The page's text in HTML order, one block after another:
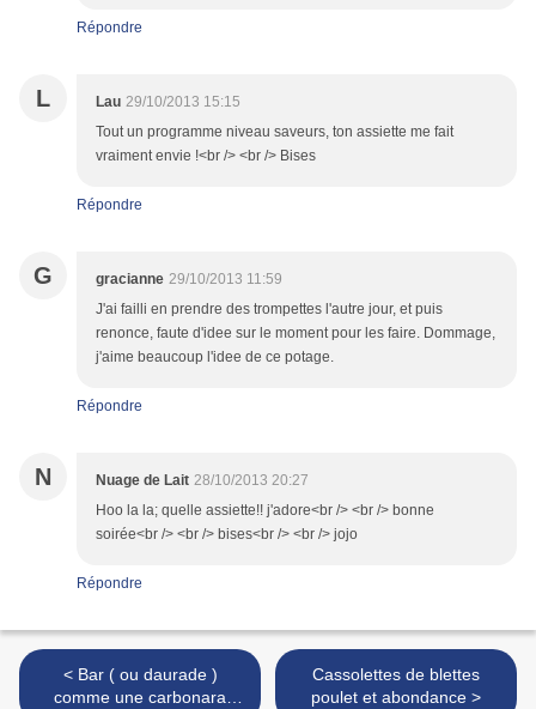
Répondre
L Lau 29/10/2013 15:15
Tout un programme niveau saveurs, ton assiette me fait
vraiment envie !<br /> <br /> Bises
Répondre
G gracianne 29/10/2013 11:59
J'ai failli en prendre des trompettes l'autre jour, et puis
renonce, faute d'idee sur le moment pour les faire. Dommage,
j'aime beaucoup l'idee de ce potage.
Répondre
N Nuage de Lait 28/10/2013 20:27
Hoo la la; quelle assiette!! j'adore<br /> <br /> bonne
soirée<br /> <br /> bises<br /> <br /> jojo
Répondre
< Bar ( ou daurade )
comme une carbonara
Cassolettes de blettes
poulet et abondance >